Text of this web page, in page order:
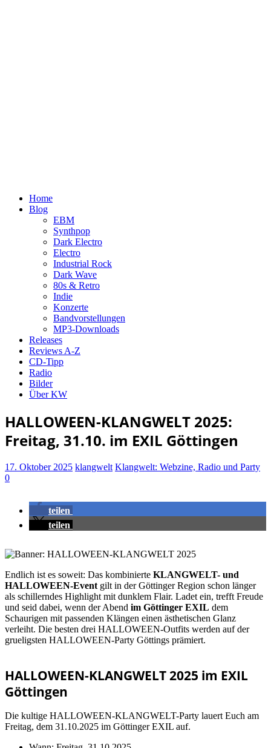
Home
Blog
EBM
Synthpop
Dark Electro
Electro
Industrial Rock
Dark Wave
80s & Retro
Indie
Konzerte
Bandvorstellungen
MP3-Downloads
Releases
Reviews A-Z
CD-Tipp
Radio
Bilder
Über KW
HALLOWEEN-KLANGWELT 2025:
Freitag, 31.10. im EXIL Göttingen
17. Oktober 2025 klangwelt Klangwelt: Webzine, Radio und Party
0
teilen
teilen
Endlich ist es soweit: Das kombinierte KLANGWELT- und
HALLOWEEN-Event gilt in der Göttinger Region schon länger
als schillerndes Highlight mit dunklem Flair. Ladet ein, trefft Freude
und seid dabei, wenn der Abend im Göttinger EXIL dem
Schaurigen mit passenden Klängen einen ästhetischen Glanz
verleiht. Die besten drei HALLOWEEN-Outfits werden auf der
grueligsten HALLOWEEN-Party Göttings prämiert.
HALLOWEEN-KLANGWELT 2025 im EXIL
Göttingen
Die kultige HALLOWEEN-KLANGWELT-Party lauert Euch am
Freitag, dem 31.10.2025 im Göttinger EXIL auf.